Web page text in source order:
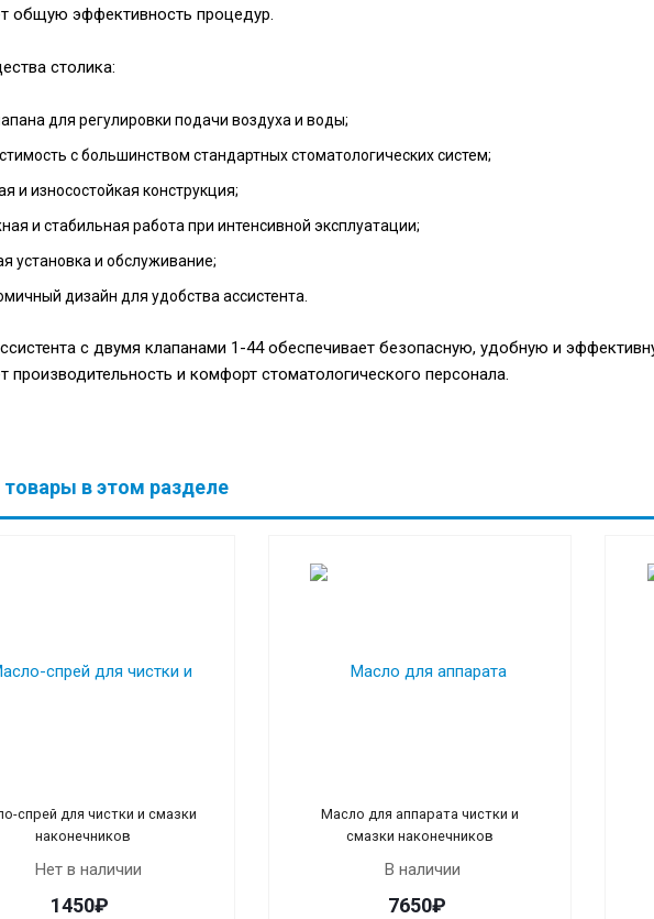
общую эффективность процедур.
столика:
для регулировки подачи воздуха и воды;
с большинством стандартных стоматологических систем;
и износостойкая конструкция;
и стабильная работа при интенсивной эксплуатации;
установка и обслуживание;
дизайн для удобства ассистента.
с двумя клапанами 1-44 обеспечивает безопасную, удобную и
производительность и комфорт стоматологического персонала.
товары в этом разделе
спрей для чистки и смазки
наконечников
Нет в наличии
1450₽
Масло для аппарата чистки и
смазки наконечников
В наличии
7650₽